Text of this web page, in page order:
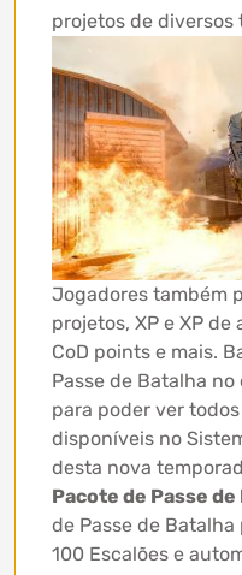
projetos de diversos
Jogadores também
projetos, XP e XP
CoD points e mais.
Passe de Batalha
para poder ver
disponíveis no
desta nova
Pacote de Passe de
de Passe de
100 Escalões e